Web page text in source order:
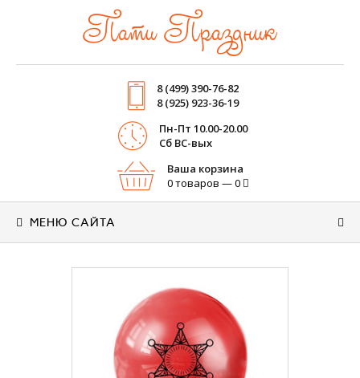
Пати Праздник
8 (499) 390-76-82
8 (925) 923-36-19
Пн-Пт 10.00-20.00
Cб ВС-вых
Ваша корзина
0 товаров — 0
МЕНЮ САЙТА